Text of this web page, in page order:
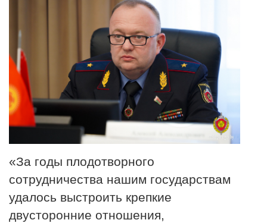
«За годы плодотворного
сотрудничества нашим государствам
удалось выстроить крепкие
двусторонние отношения,